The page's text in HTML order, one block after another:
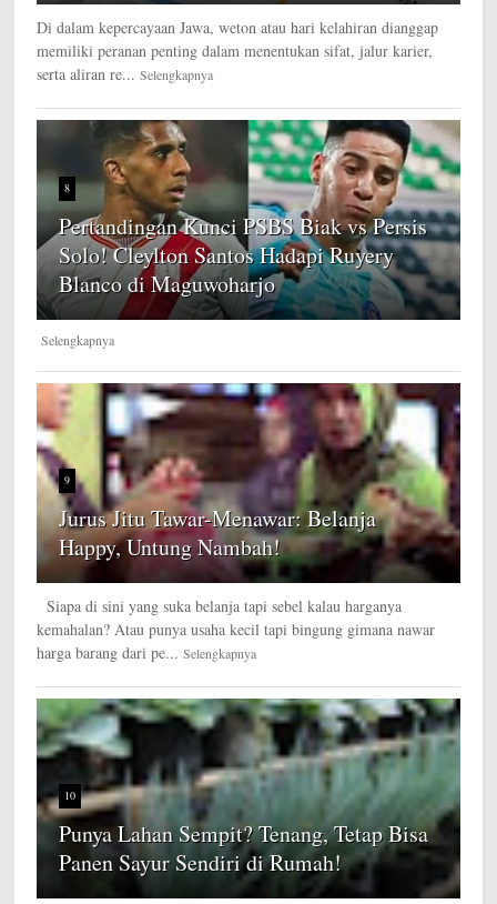
Di dalam kepercayaan Jawa, weton atau hari kelahiran dianggap
memiliki peranan penting dalam menentukan sifat, jalur karier,
serta aliran re... Selengkapnya
8
Pertandingan Kunci PSBS Biak vs Persis
Solo! Cleylton Santos Hadapi Ruyery
Blanco di Maguwoharjo
Selengkapnya
9
Jurus Jitu Tawar-Menawar: Belanja
Happy, Untung Nambah!
Siapa di sini yang suka belanja tapi sebel kalau harganya
kemahalan? Atau punya usaha kecil tapi bingung gimana nawar
harga barang dari pe... Selengkapnya
10
Punya Lahan Sempit? Tenang, Tetap Bisa
Panen Sayur Sendiri di Rumah!